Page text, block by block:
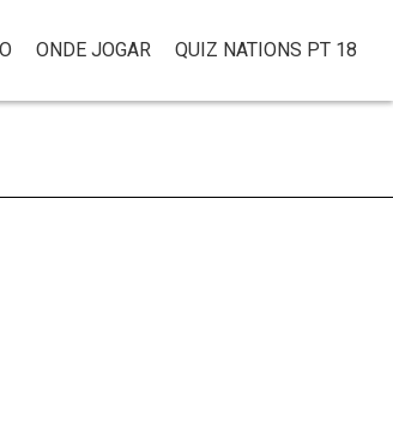
ONDE JOGAR QUIZ NATIONS PT 18